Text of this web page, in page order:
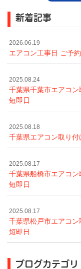
新着記事
2026.06.19
エアコン工事日 ご予
2025.08.24
千葉県千葉市エアコ
短即日
2025.08.18
千葉県エアコン取り
2025.08.17
千葉県船橋市エアコ
短即日
2025.08.17
千葉県松戸市エアコ
短即日
ブログカテゴリ